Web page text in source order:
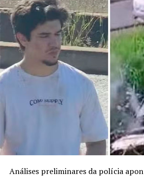
Análises preliminares da polícia